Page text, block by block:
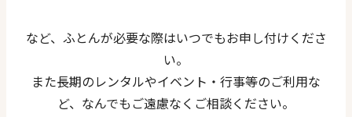
など、ふとんが必要な際はいつでもお申し付けくださ
い。
また長期のレンタルやイベント・行事等のご利用な
ど、なんでもご遠慮なくご相談ください。